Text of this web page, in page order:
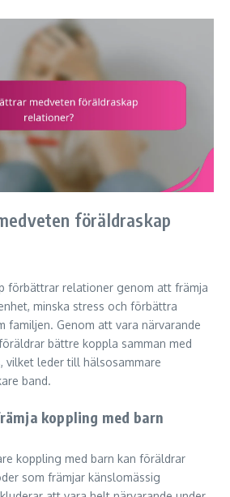
föräldraskap
förbättrar relationer genom att främja
minska stress och förbättra
familjen. Genom att vara närvarande
bättre koppla samman med
vilket leder till hälsosammare
band.
koppling med barn
koppling med barn kan föräldrar
som främjar känslomässig